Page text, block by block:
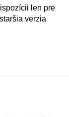
len pre
verzia